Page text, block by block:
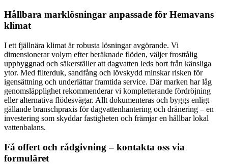
Hållbara marklösningar anpassade för Hemavans
klimat
I ett fjällnära klimat är robusta lösningar avgörande. Vi
dimensionerar volym efter beräknade flöden, väljer frosttålig
uppbyggnad och säkerställer att dagvatten leds bort från känsliga
ytor. Med filterduk, sandfång och lövskydd minskar risken för
igensättning och underlättar framtida service. Där marken har låg
genomsläpplighet rekommenderar vi kompletterande fördröjning
eller alternativa flödesvägar. Allt dokumenteras och byggs enligt
gällande branschpraxis för dagvattenhantering och dränering – en
investering som skyddar fastigheten och främjar en hållbar lokal
vattenbalans.
Få offert och rådgivning – kontakta oss via
formuläret